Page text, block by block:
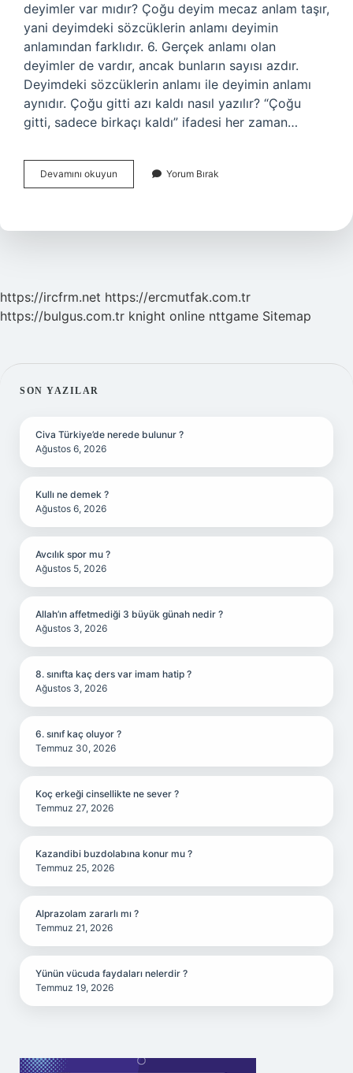
deyimler var mıdır? Çoğu deyim mecaz anlam taşır,
yani deyimdeki sözcüklerin anlamı deyimin
anlamından farklıdır. 6. Gerçek anlamı olan
deyimler de vardır, ancak bunların sayısı azdır.
Deyimdeki sözcüklerin anlamı ile deyimin anlamı
aynıdır. Çoğu gitti azı kaldı nasıl yazılır? “Çoğu
gitti, sadece birkaçı kaldı” ifadesi her zaman…
Devamını okuyun
Gitti
Gerçek
Yorum Bırak
https://ircfrm.net https://ercmutfak.com.tr
https://bulgus.com.tr knight online nttgame Sitemap
SIDEBAR
SON YAZILAR
Civa Türkiye’de nerede bulunur ?
Ağustos 6, 2026
Kullı ne demek ?
Ağustos 6, 2026
Avcılık spor mu ?
Ağustos 5, 2026
Allah’ın affetmediği 3 büyük günah nedir ?
Ağustos 3, 2026
8. sınıfta kaç ders var imam hatip ?
Ağustos 3, 2026
6. sınıf kaç oluyor ?
Temmuz 30, 2026
Koç erkeği cinsellikte ne sever ?
Temmuz 27, 2026
Kazandibi buzdolabına konur mu ?
Temmuz 25, 2026
Alprazolam zararlı mı ?
Temmuz 21, 2026
Yünün vücuda faydaları nelerdir ?
Temmuz 19, 2026